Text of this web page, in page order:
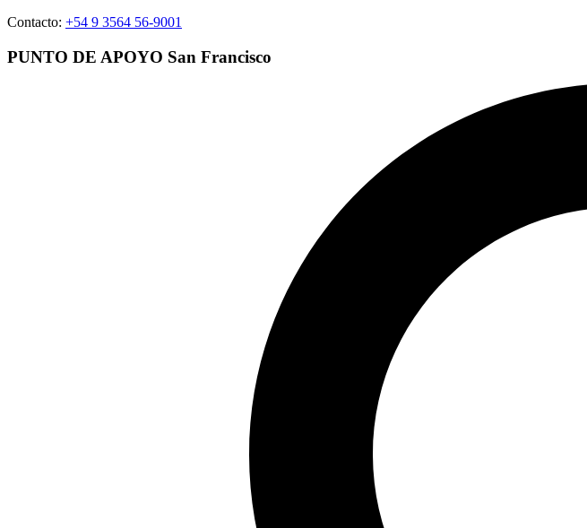
Ir
contenido
Contacto: +54 9 3564 56-9001
PUNTO DE APOYO San Francisco